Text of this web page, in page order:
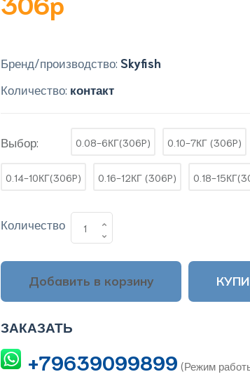
Бренд/производство: Skyfish
Количество: контакт
Выбор: 0.08-6КГ(306P) 0.10-7КГ (306P)
0.14-10КГ(306P) 0.16-12КГ (306P) 0.18-
Количество
Добавить в корзину
ЗАКАЗАТЬ
+79639099899 (Режим